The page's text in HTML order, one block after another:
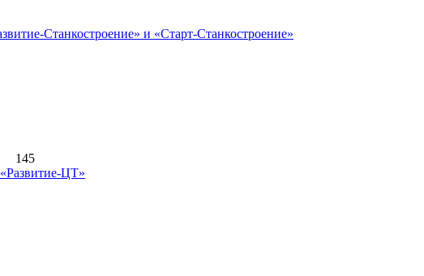
Станкостроение» и «Старт-Станкостроение»
145
ЦТ»